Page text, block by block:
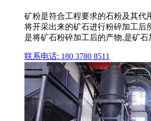
矿粉是符合工程要求的石粉及其代
将开采出来的矿石进行粉碎加工后
是将矿石粉碎加工后的产物,是矿石
联系电话: 180 3780 8511